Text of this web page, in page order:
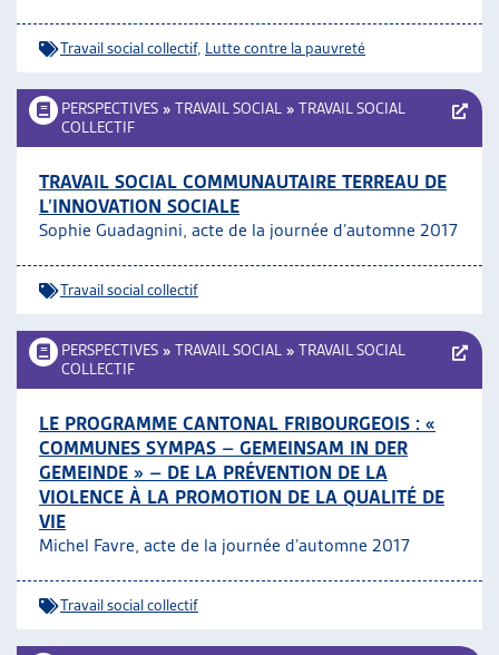
Travail social collectif, Lutte contre la pauvreté
PERSPECTIVES » TRAVAIL SOCIAL » TRAVAIL SOCIAL
COLLECTIF
TRAVAIL SOCIAL COMMUNAUTAIRE TERREAU DE
L’INNOVATION SOCIALE
Sophie Guadagnini, acte de la journée d’automne 2017
Travail social collectif
PERSPECTIVES » TRAVAIL SOCIAL » TRAVAIL SOCIAL
COLLECTIF
LE PROGRAMME CANTONAL FRIBOURGEOIS : «
COMMUNES SYMPAS – GEMEINSAM IN DER
GEMEINDE » – DE LA PRÉVENTION DE LA
VIOLENCE À LA PROMOTION DE LA QUALITÉ DE
VIE
Michel Favre, acte de la journée d’automne 2017
Travail social collectif